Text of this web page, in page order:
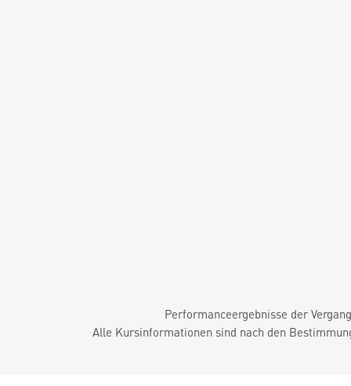
Performanceergebnisse der
Alle Kursinformationen sind nach den